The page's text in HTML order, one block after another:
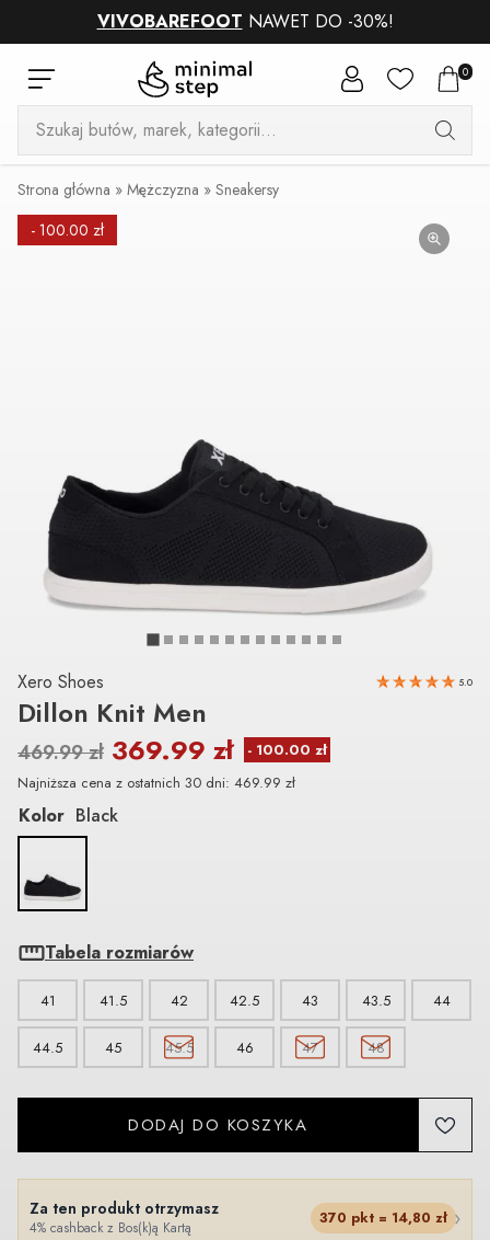
VIVOBAREFOOT NAWET DO -30%!
0
Wyszukiwarka
produktów
Strona główna » Mężczyzna » Sneakersy
- 100.00 zł
Xero Shoes 5.0
Dillon Knit Men
469.99zł 369.99 zł
Najniższa cena z ostatnich 30 dni: 469.99 zł
Kolor Black
Tabela rozmiarów
41 41.5 42 42.5 43 43.5 44
44.5 45 45.5 46 47 48
DODAJ DO KOSZYKA
Za ten produkt otrzymasz
4% cashback z Bos(k)ą Kartą
370 pkt = 14,80 zł ›